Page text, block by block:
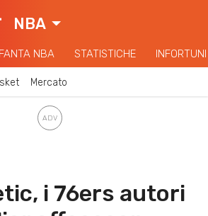
NBA
FANTA NBA STATISTICHE INFORTUNI
Mercato
i 76ers autori